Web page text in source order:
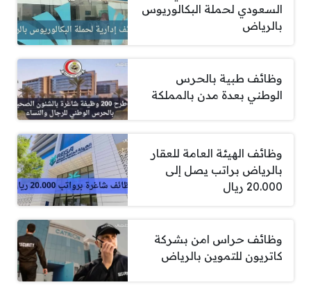
السعودي لحملة البكالوريوس
بالرياض
وظائف طبية بالحرس
الوطني بعدة مدن بالمملكة
وظائف الهيئة العامة للعقار
بالرياض براتب يصل إلى
20.000 ريال
وظائف حراس امن بشركة
كاتريون للتموين بالرياض